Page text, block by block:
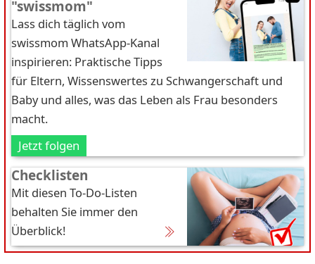
"swissmom"
Lass dich täglich vom
swissmom WhatsApp-Kanal
inspirieren: Praktische Tipps
für Eltern, Wissenswertes zu Schwangerschaft und
Baby und alles, was das Leben als Frau besonders
macht.
Jetzt folgen
Checklisten
Mit diesen To-Do-Listen
behalten Sie immer den
Überblick!